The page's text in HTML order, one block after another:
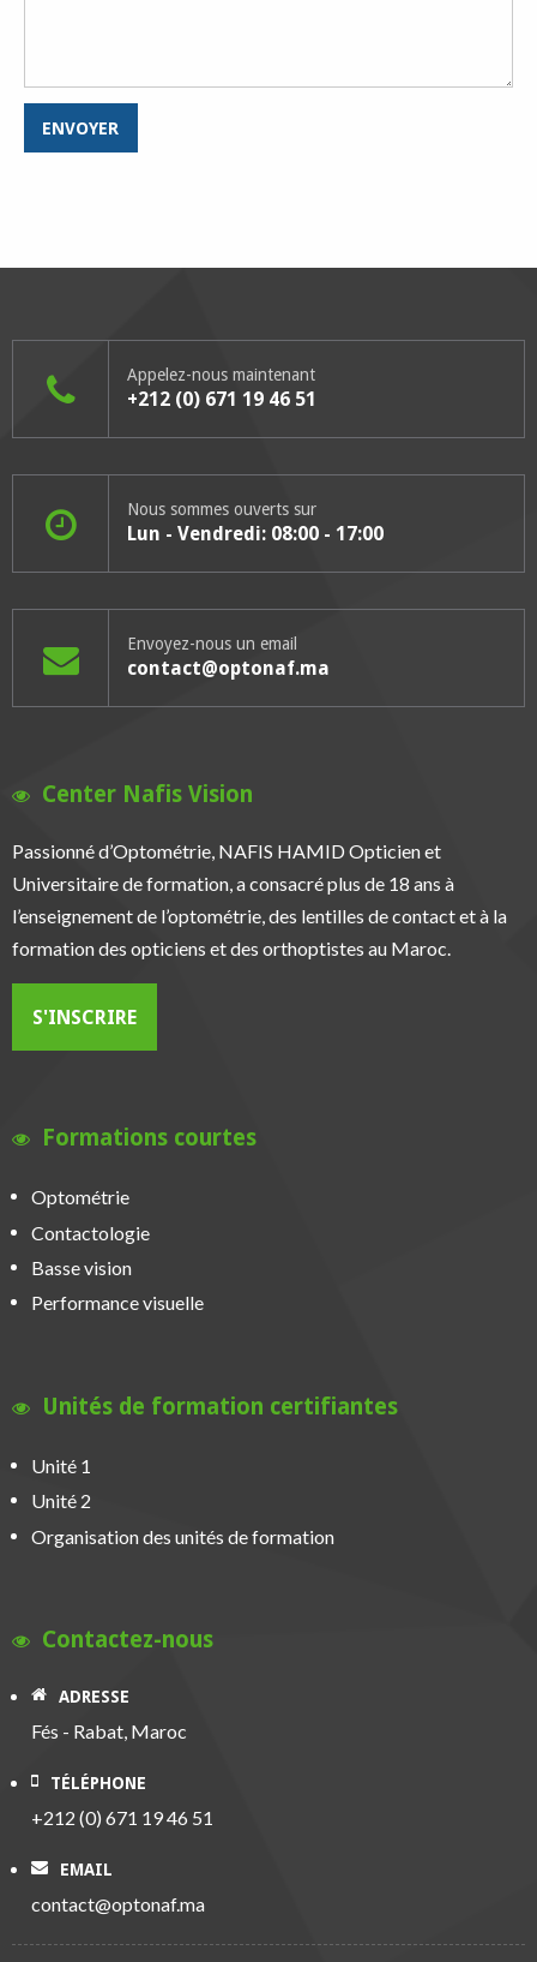
ENVOYER
Appelez-nous maintenant
+212 (0) 671 19 46 51
Nous sommes ouverts sur
Lun - Vendredi: 08:00 - 17:00
Envoyez-nous un email
contact@optonaf.ma
Center Nafis Vision
Passionné d’Optométrie, NAFIS HAMID Opticien et
Universitaire de formation, a consacré plus de 18 ans à
l’enseignement de l’optométrie, des lentilles de contact et à la
formation des opticiens et des orthoptistes au Maroc.
S'INSCRIRE
Formations courtes
Optométrie
Contactologie
Basse vision
Performance visuelle
Unités de formation certifiantes
Unité 1
Unité 2
Organisation des unités de formation
Contactez-nous
ADRESSE
Fés - Rabat, Maroc
TÉLÉPHONE
+212 (0) 671 19 46 51
EMAIL
contact@optonaf.ma